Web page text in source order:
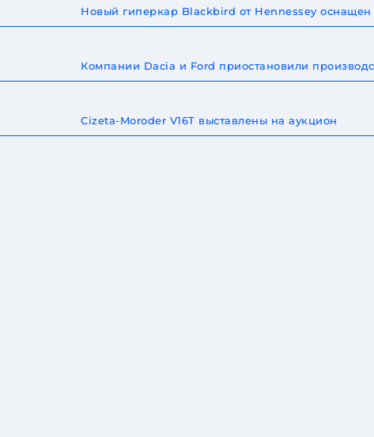
Новый гиперкар Blackbird от Hennessey
Компании Dacia и Ford приостановили
Cizeta-Moroder V16T выставлены на аукцион